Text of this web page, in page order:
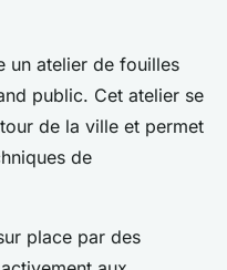
un atelier de fouilles
public. Cet atelier se
de la ville et permet
de
place par des